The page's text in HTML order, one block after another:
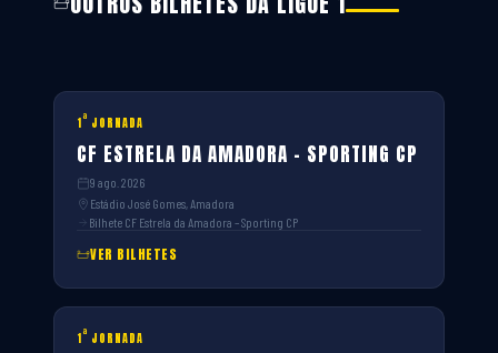
1ª JORNADA
CF ESTRELA DA AMADORA – SPORTING CP
9 ago. 2026
Estádio José Gomes, Amadora
Bilhete CF Estrela da Amadora – Sporting CP
VER BILHETES
1ª JORNADA